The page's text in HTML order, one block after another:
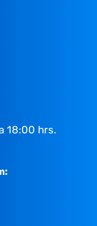
18:00 hrs.